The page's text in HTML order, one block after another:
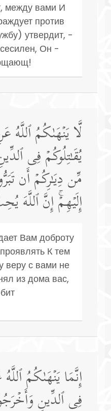
между вами И
против
утвердит, -
Он -
لَّا یَنۡهَىٰكُمُ ٱللَّهُ
یُقَـٰتِلُوكُمۡ فِی
مِّن دِیَـٰرِكُمۡ أَن
إِلَیۡهِمۡۚ إِنَّ ٱللَّهَ
Вам доброту
К тем
веру с вами не
из дома вас,
إِنَّمَا یَنۡهَىٰكُمُ
فِی ٱلدِّینِ